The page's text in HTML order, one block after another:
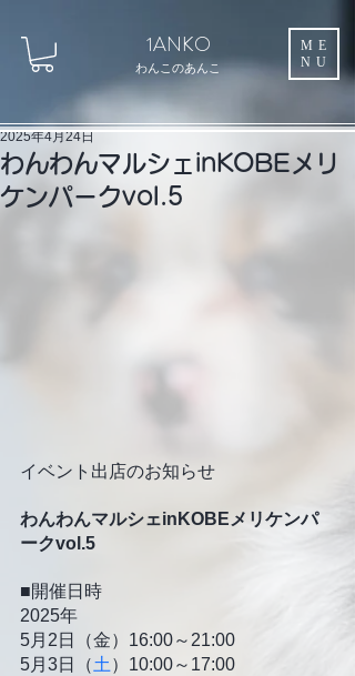
1ANKO
わんこのあんこ
ME
NU
わんわんマルシェinKOBEメリ
ケンパークvol.5
2025年4月24日
イベント出店のお知らせ
わんわんマルシェinKOBEメリケンパ
ークvol.5
■開催日時
2025年
5月2日（金）16:00～21:00
5月3日（土 ）10:00～17:00